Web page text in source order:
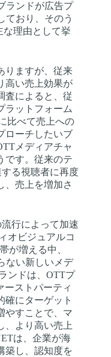
ランドが広告プ
ており、そのう
な理由として挙
りますが、従来
高い売上効果が
査によると、従
ラットフォーム
比べて売上への
ローチしたいブ
メディアチャ
です。従来のテ
る視聴者に再度
、売上を増加さ
行によって加速
オビジュアルコ
が増える中、
ない新しいメデ
ンドは、OTTプ
ーストパーティ
確にターゲット
やすことで、マ
、より高い売上
は、企業が海
築し、認知度を